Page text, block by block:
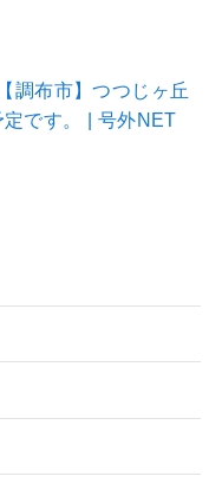
【調布市】つつじヶ丘
です。 | 号外NET